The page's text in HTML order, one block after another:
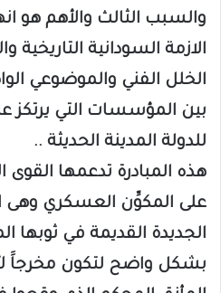
والسبب الثالث والأهم هو
الازمة السودانية التاريخية
الخلل الفني والموضوعي
بين المؤسسات التي يرتكز
للدولة المدينة الحديثة ..
هذه المبادرة تدعمها
على المكوِّن العسكري وهى
الجديدة القديمة في ثوبها
بشكل واضح لتكون مخرجاََ